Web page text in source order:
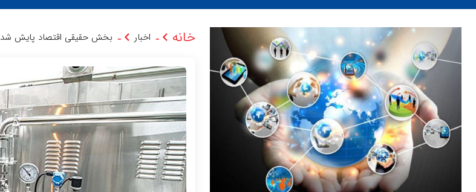
خانه - اخبار - بخش حقیقی اقتصاد پایش شد